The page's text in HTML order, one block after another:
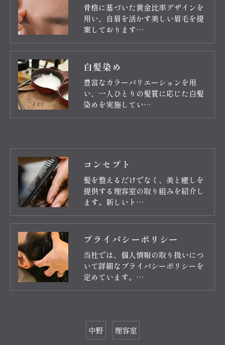
骨格に基づいた黄金比率デザインを
用い、自眉を活かす美しい眉毛を提
案しております…
白髪染め
豊富なカラーバリエーションを用
い、一人ひとりの髪質に応じた白髪
染めを実施してい…
コンセプト
髪を整えるだけでなく、美と癒しを
提供する理容室の取り組みを紹介し
ます。新しいト…
プライバシーポリシー
当社では、個人情報の取り扱いにつ
いて詳細なプライバシーポリシーを
定めています。…
中野 理容室